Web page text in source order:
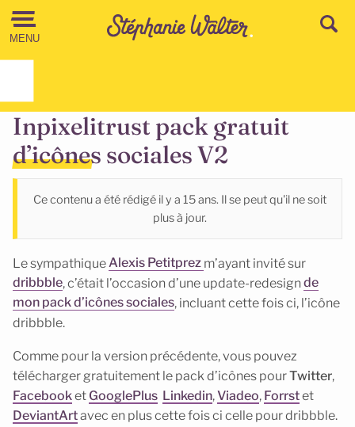
Aller au contenu
MENU
Inpixelitrust pack gratuit
d’icônes sociales V2
Ce contenu a été rédigé il y a 15 ans. Il se peut qu'il ne soit
plus à jour.
Le sympathiqueAlexis Petitprez m’ayant invité sur
dribbble, c’était l’occasion d’une update-redesignde
mon pack d’icônes sociales, incluant cette fois ci, l’icône
dribbble.
Comme pour la version précédente, vous pouvez
télécharger gratuitement le pack d’icônes pourTwitter,
Facebooket GooglePlus Linkedin,Viadeo, Forrstet
DeviantArtavec en plus cette fois ci celle pour dribbble.